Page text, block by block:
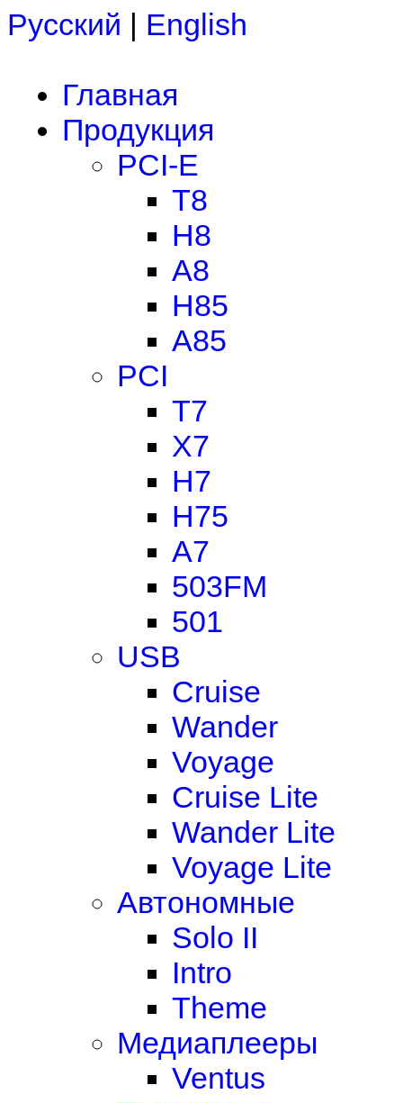
Русский | English
Главная
Продукция
PCI-E
T8
H8
A8
H85
A85
PCI
T7
X7
H7
H75
A7
503FM
501
USB
Cruise
Wander
Voyage
Cruise Lite
Wander Lite
Voyage Lite
Автономные
Solo II
Intro
Theme
Медиаплееры
Ventus